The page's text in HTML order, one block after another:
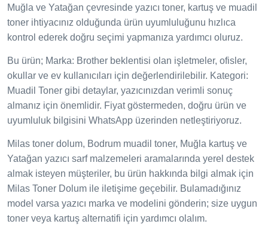
Muğla ve Yatağan çevresinde yazıcı toner, kartuş ve muadil
toner ihtiyacınız olduğunda ürün uyumluluğunu hızlıca
kontrol ederek doğru seçimi yapmanıza yardımcı oluruz.
Bu ürün; Marka: Brother beklentisi olan işletmeler, ofisler,
okullar ve ev kullanıcıları için değerlendirilebilir. Kategori:
Muadil Toner gibi detaylar, yazıcınızdan verimli sonuç
almanız için önemlidir. Fiyat göstermeden, doğru ürün ve
uyumluluk bilgisini WhatsApp üzerinden netleştiriyoruz.
Milas toner dolum, Bodrum muadil toner, Muğla kartuş ve
Yatağan yazıcı sarf malzemeleri aramalarında yerel destek
almak isteyen müşteriler, bu ürün hakkında bilgi almak için
Milas Toner Dolum ile iletişime geçebilir. Bulamadığınız
model varsa yazıcı marka ve modelini gönderin; size uygun
toner veya kartuş alternatifi için yardımcı olalım.